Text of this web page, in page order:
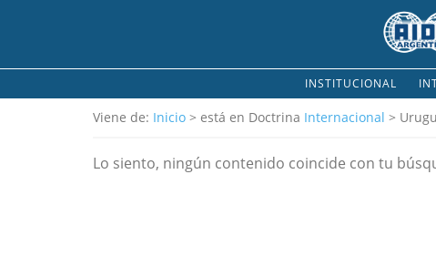
INSTITUCIONAL
Viene de: Inicio > está en Doctrina Internacional >
Lo siento, ningún contenido coincide con tu